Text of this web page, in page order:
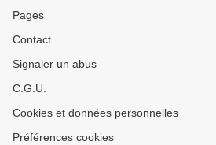
Pages
Contact
Signaler un abus
C.G.U.
Cookies et données personnelles
Préférences cookies